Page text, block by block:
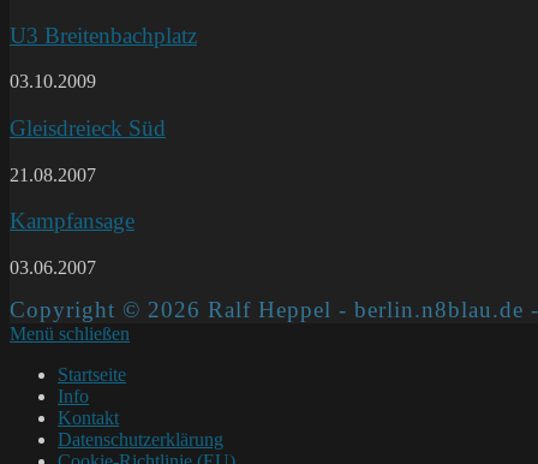
U3 Breitenbachplatz
03.10.2009
Gleisdreieck Süd
21.08.2007
Kampfansage
03.06.2007
Copyright © 2026 Ralf Heppel - berlin.n8blau.de
Menü schließen
Startseite
Info
Kontakt
Datenschutzerklärung